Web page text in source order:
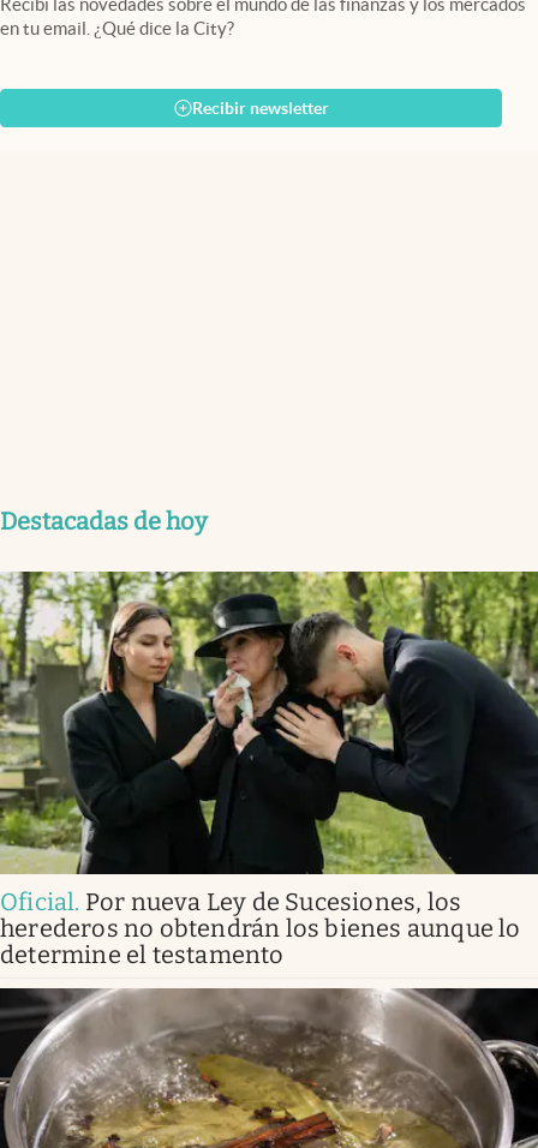
en tu email. ¿Qué dice la City?
Recibir newsletter
Destacadas de hoy
Oficial. Por nueva Ley de Sucesiones, los
herederos no obtendrán los bienes aunque lo
determine el testamento